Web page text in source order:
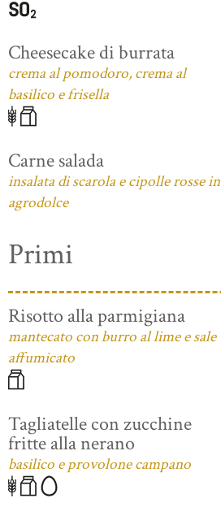
Cheesecake di burrata
crema al pomodoro, crema al
basilico e frisella
Carne salada
insalata di scarola e cipolle rosse in
agrodolce
Primi
Risotto alla parmigiana
mantecato con burro al lime e sale
affumicato
Tagliatelle con zucchine
fritte alla nerano
basilico e provolone campano